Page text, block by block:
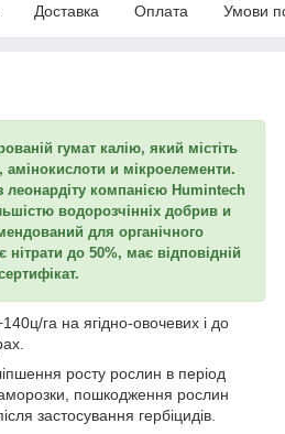
Доставка Оплата Умови
гумат калію, який містіть
амінокислоти и мікроелементи.
леонардіту компанією Humintech
водорозчінніх добрив и
для органічного
до 50%, має відповідній
га на ягідно-овочевих і до
росту рослин в період
пошкодження рослин
застосування гербіцидів.